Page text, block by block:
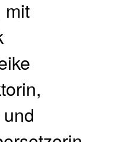
mit